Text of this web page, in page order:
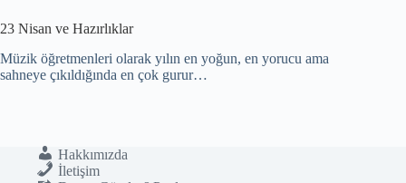
23 Nisan ve Hazırlıklar
Müzik öğretmenleri olarak yılın en yoğun, en yorucu ama
sahneye çıkıldığında en çok gurur…
Hakkımızda
İletişim